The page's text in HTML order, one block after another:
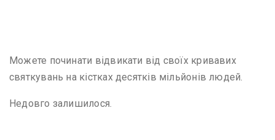
Можете починати відвикати від своїх кривавих
святкувань на кістках десятків мільйонів людей.
Недовго залишилося.